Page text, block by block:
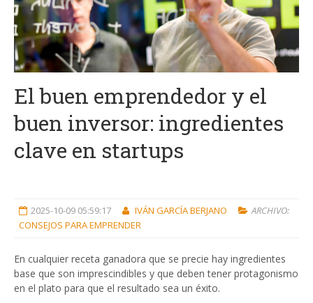
El buen emprendedor y el
buen inversor: ingredientes
clave en startups
2025-10-09 05:59:17 IVÁN GARCÍA BERJANO
ARCHIVO:
CONSEJOS PARA EMPRENDER
En cualquier receta ganadora que se precie hay ingredientes
base que son imprescindibles y que deben tener protagonismo
en el plato para que el resultado sea un éxito.